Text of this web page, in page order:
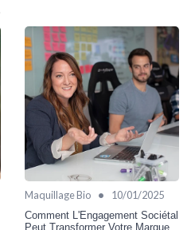
Maquillage Bio • 10/01/2025
Comment L'Engagement Sociétal
Peut Transformer Votre Marque